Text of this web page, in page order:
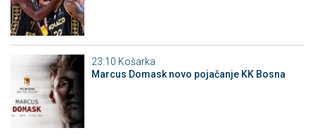
23:10 Košarka
Marcus Domask novo pojačanje KK Bosna